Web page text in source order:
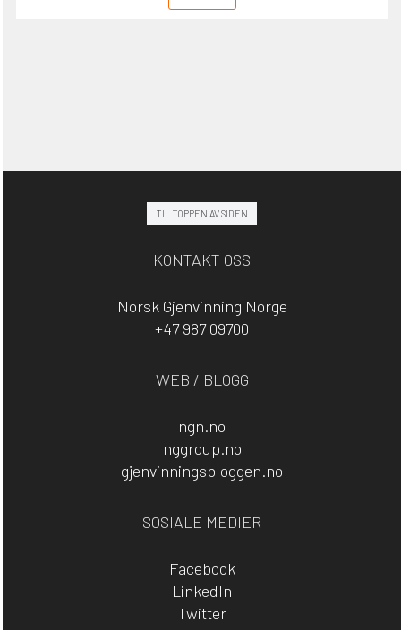
TIL TOPPEN AV SIDEN
KONTAKT OSS
Norsk Gjenvinning Norge
+47 987 09700
WEB / BLOGG
ngn.no
nggroup.no
gjenvinningsbloggen.no
SOSIALE MEDIER
Facebook
LinkedIn
Twitter